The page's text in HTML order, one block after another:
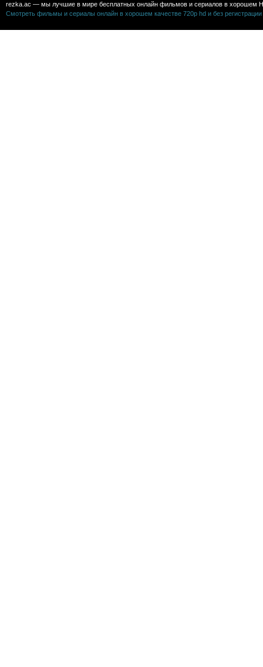
rezka.ac — мы лучшие в мире бесплатных онлайн фильмов и сериалов в хорошем
Смотреть фильмы и сериалы онлайн в хорошем качестве 720p hd и без